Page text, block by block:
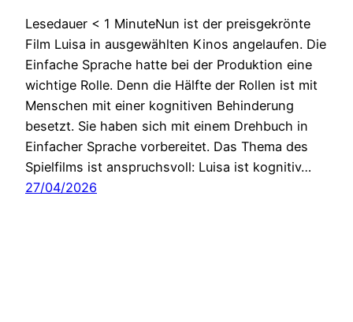
Lesedauer < 1 MinuteNun ist der preisgekrönte
Film Luisa in ausgewählten Kinos angelaufen. Die
Einfache Sprache hatte bei der Produktion eine
wichtige Rolle. Denn die Hälfte der Rollen ist mit
Menschen mit einer kognitiven Behinderung
besetzt. Sie haben sich mit einem Drehbuch in
Einfacher Sprache vorbereitet. Das Thema des
Spielfilms ist anspruchsvoll: Luisa ist kognitiv…
27/04/2026